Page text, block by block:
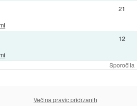
Sporočila
21
12
Večina pravic pridržanih